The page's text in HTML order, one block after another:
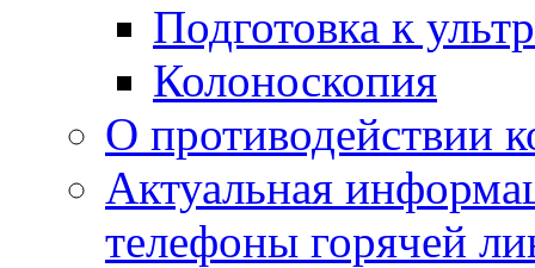
Подготовка к
Колоноскопия
О противодействии
Актуальная
телефоны горячей